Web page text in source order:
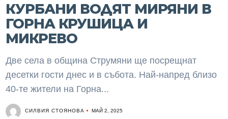
КУРБАНИ ВОДЯТ МИРЯНИ В
ГОРНА КРУШИЦА И
МИКРЕВО
Две села в община Струмяни ще посрещнат
десетки гости днес и в събота. Най-напред близо
40-те жители на Горна...
СИЛВИЯ СТОЯНОВА МАЙ 2, 2025